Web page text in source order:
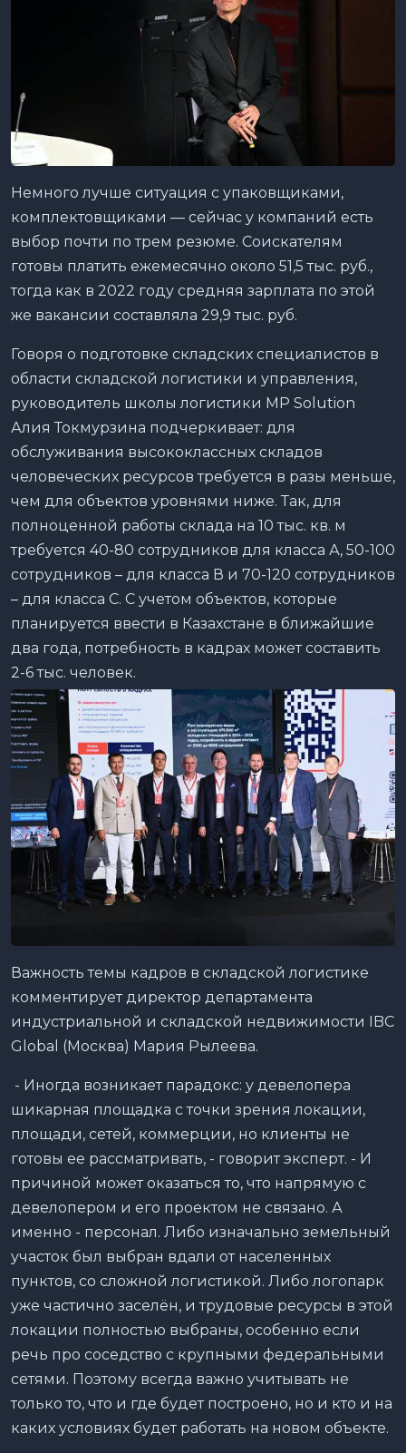
Немного лучше ситуация с упаковщиками,
комплектовщиками — сейчас у компаний есть
выбор почти по трем резюме. Соискателям
готовы платить ежемесячно около 51,5 тыс. руб.,
тогда как в 2022 году средняя зарплата по этой
же вакансии составляла 29,9 тыс. руб.
Говоря о подготовке складских специалистов в
области складской логистики и управления,
руководитель школы логистики MP Solution
Алия Токмурзина подчеркивает: для
обслуживания высококлассных складов
человеческих ресурсов требуется в разы меньше,
чем для объектов уровнями ниже. Так, для
полноценной работы склада на 10 тыс. кв. м
требуется 40-80 сотрудников для класса А, 50-100
сотрудников – для класса В и 70-120 сотрудников
– для класса С. С учетом объектов, которые
планируется ввести в Казахстане в ближайшие
два года, потребность в кадрах может составить
2-6 тыс. человек.
Важность темы кадров в складской логистике
комментирует директор департамента
индустриальной и складской недвижимости IBC
Global (Москва) Мария Рылеева.
- Иногда возникает парадокс: у девелопера
шикарная площадка с точки зрения локации,
площади, сетей, коммерции, но клиенты не
готовы ее рассматривать, - говорит эксперт. - И
причиной может оказаться то, что напрямую с
девелопером и его проектом не связано. А
именно - персонал. Либо изначально земельный
участок был выбран вдали от населенных
пунктов, со сложной логистикой. Либо логопарк
уже частично заселён, и трудовые ресурсы в этой
локации полностью выбраны, особенно если
речь про соседство с крупными федеральными
сетями. Поэтому всегда важно учитывать не
только то, что и где будет построено, но и кто и на
каких условиях будет работать на новом объекте.